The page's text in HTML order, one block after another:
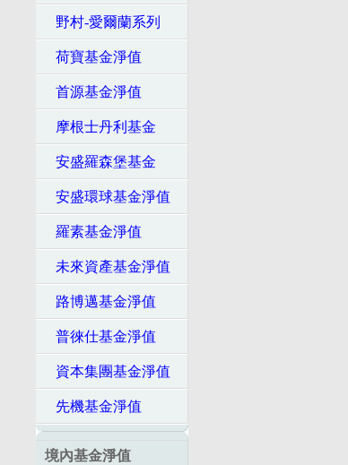
野村-愛爾蘭系列
荷寶基金淨值
首源基金淨值
摩根士丹利基金
安盛羅森堡基金
安盛環球基金淨值
羅素基金淨值
未來資產基金淨值
路博邁基金淨值
普徠仕基金淨值
資本集團基金淨值
先機基金淨值
境內基金淨值